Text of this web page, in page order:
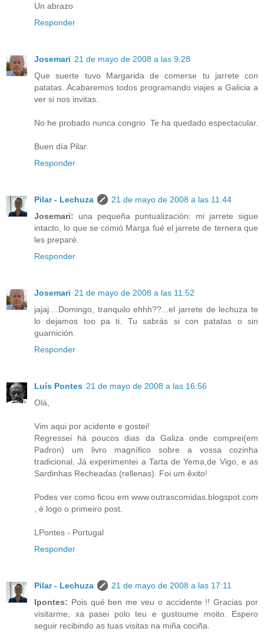
Un abrazo
Responder
Josemari 21 de mayo de 2008 a las 9:28
Que suerte tuvo Margarida de comerse tu jarrete con
patatas. Acabaremos todos programando viajes a Galicia a
ver si nos invitas.
No he probado nunca congrio. Te ha quedado espectacular.
Buen día Pilar.
Responder
Pilar - Lechuza
21 de mayo de 2008 a las 11:44
Josemari: una pequeña puntualización: mi jarrete sigue
intacto, lo que se comió Marga fué el jarrete de ternera que
les preparé.
Responder
Josemari 21 de mayo de 2008 a las 11:52
jajaj....Domingo, tranquilo ehhh??...el jarrete de lechuza te
lo dejamos too pa ti. Tu sabrás si con patatas o sin
guarnición.
Responder
Luís Pontes 21 de mayo de 2008 a las 16:56
Olá,
Vim aqui por acidente e gostei!
Regressei há poucos dias da Galiza onde comprei(em
Padron) um livro magnífico sobre a vossa cozinha
tradicional. Já experimentei a Tarta de Yema,de Vigo, e as
Sardinhas Recheadas (rellenas). Foi um êxito!
Podes ver como ficou em www.outrascomidas.blogspot.com
, é logo o primeiro post.
LPontes - Portugal
Responder
Pilar - Lechuza
21 de mayo de 2008 a las 17:11
Ipontes: Pois qué ben me veu o accidente !! Gracias por
visitarme, xa pasei polo teu e gustoume moito. Espero
seguir recibindo as tuas visitas na miña cociña.